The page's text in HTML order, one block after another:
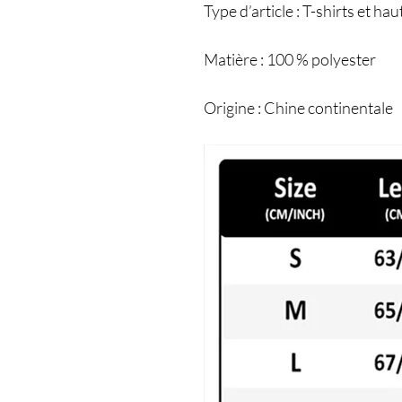
Type d’article : T-shirts et
Matière : 100 % polyester
Origine : Chine continentale